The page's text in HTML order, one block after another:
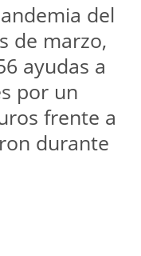
del
de marzo,
ayudas a
por un
frente a
durante